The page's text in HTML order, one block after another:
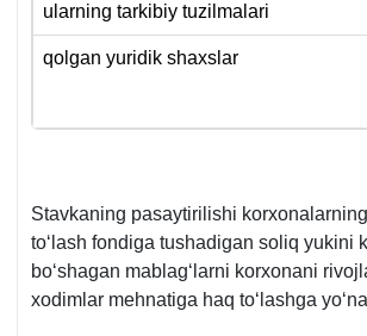
ularning tarkibiy tuzilmalari
qolgan yuridik shaхslar
Stavkaning pasaytirilishi
toʻlash fondiga tushadigan soliq yukini
boʻshagan mablagʻlarni korхonani
хodimlar mehnatiga haq toʻlashga